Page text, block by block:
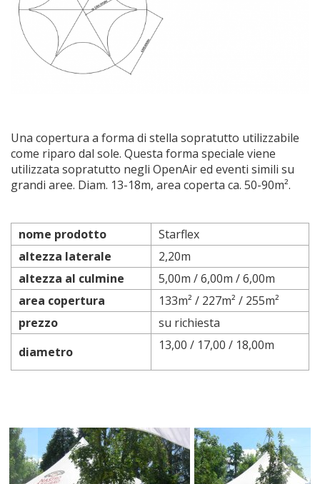
Una copertura a forma di stella sopratutto utilizzabile
come riparo dal sole. Questa forma speciale viene
utilizzata sopratutto negli OpenAir ed eventi simili su
grandi aree. Diam. 13-18m, area coperta ca. 50-90m².
nome prodotto
Starflex
altezza laterale
2,20m
altezza al culmine
5,00m / 6,00m / 6,00m
area copertura
133m² / 227m² / 255m²
prezzo
su richiesta
diametro
13,00 / 17,00 / 18,00m